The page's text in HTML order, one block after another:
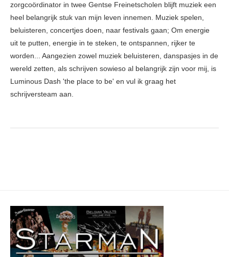
zorgcoördinator in twee Gentse Freinetscholen blijft muziek een
heel belangrijk stuk van mijn leven innemen. Muziek spelen,
beluisteren, concertjes doen, naar festivals gaan; Om energie
uit te putten, energie in te steken, te ontspannen, rijker te
worden... Aangezien zowel muziek beluisteren, danspasjes in de
wereld zetten, als schrijven sowieso al belangrijk zijn voor mij, is
Luminous Dash 'the place to be' en vul ik graag het
schrijversteam aan.